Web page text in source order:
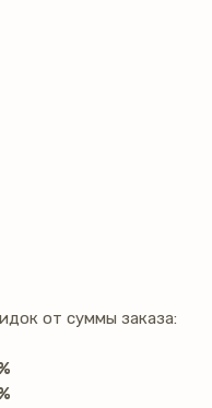
от суммы заказа: